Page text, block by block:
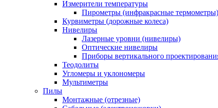
Измерители температуры
Пирометры (инфракрасные термометры)
Курвиметры (дорожные колеса)
Нивелиры
Лазерные уровни (нивелиры)
Оптические нивелиры
Приборы вертикального
Теодолиты
Угломеры и уклономеры
Мультиметры
Пилы
Монтажные (отрезные)